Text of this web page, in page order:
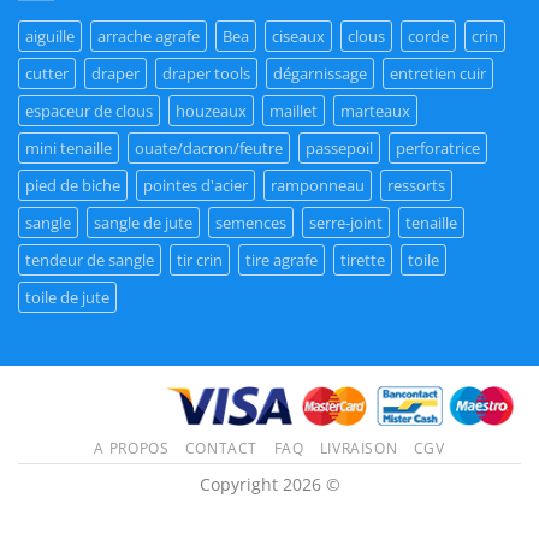
aiguille arrache agrafe Bea ciseaux clous corde
crin
cutter
draper draper tools dégarnissage
entretien cuir
espaceur de clous
houzeaux maillet
marteaux
mini tenaille
ouate/dacron/feutre passepoil
perforatrice
pied de biche
pointes d'acier ramponneau
ressorts
sangle
sangle de jute semences serre-joint
tenaille
tendeur de sangle
tir crin tire agrafe tirette
toile
toile de jute
A PROPOS CONTACT FAQ LIVRAISON CGV
Copyright 2026 ©